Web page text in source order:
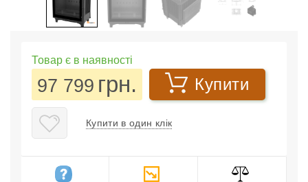
Товар є в наявності
97 799 грн. Купити
Купити в один клік